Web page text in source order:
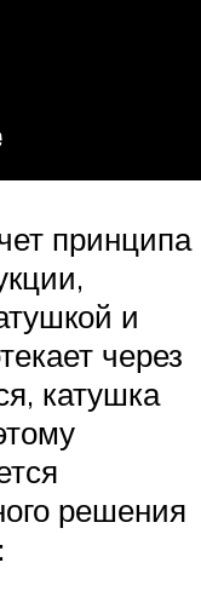
принципа
и
через
катушка
решения